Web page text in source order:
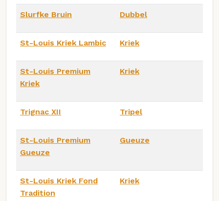
Slurfke Bruin Dubbel
St-Louis Kriek Lambic Kriek
St-Louis Premium
Kriek
Kriek
Trignac XII Tripel
St-Louis Premium
Gueuze
Gueuze
St-Louis Kriek Fond
Tradition
Kriek